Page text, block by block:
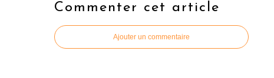
Commenter cet article
Ajouter un commentaire